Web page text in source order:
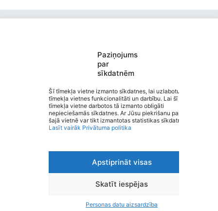
Paziņojums
par
sīkdatnēm
Šī tīmekļa vietne izmanto sīkdatnes, lai uzlabotu
tīmekļa vietnes funkcionalitāti un darbību. Lai šī
tīmekļa vietne darbotos tā izmanto obligāti
nepieciešamās sīkdatnes. Ar Jūsu piekrišanu papildus
šajā vietnē var tikt izmantotas statistikas sīkdatnes.
Lasīt vairāk Privātuma politika
Apstiprināt visas
Skatīt iespējas
Personas datu aizsardzība
Kocēnu Sporta skola
Privātuma politika
Personas datu aizsardzība